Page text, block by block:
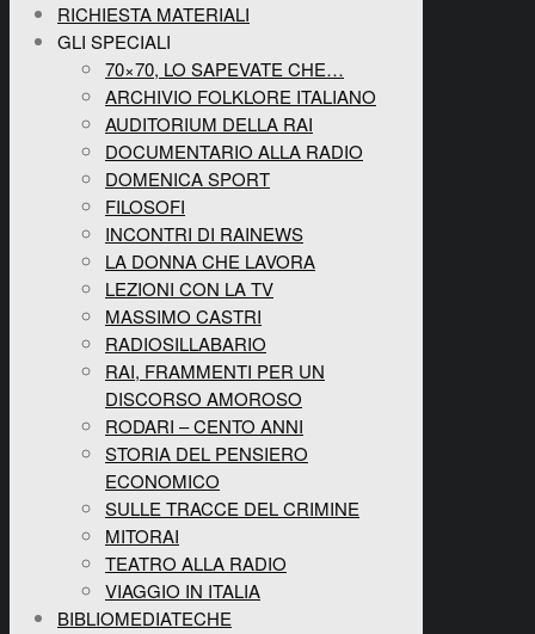
RICHIESTA MATERIALI
GLI SPECIALI
70×70, LO SAPEVATE CHE…
ARCHIVIO FOLKLORE ITALIANO
AUDITORIUM DELLA RAI
DOCUMENTARIO ALLA RADIO
DOMENICA SPORT
FILOSOFI
INCONTRI DI RAINEWS
LA DONNA CHE LAVORA
LEZIONI CON LA TV
MASSIMO CASTRI
RADIOSILLABARIO
RAI, FRAMMENTI PER UN
DISCORSO AMOROSO
RODARI – CENTO ANNI
STORIA DEL PENSIERO
ECONOMICO
SULLE TRACCE DEL CRIMINE
MITORAI
TEATRO ALLA RADIO
VIAGGIO IN ITALIA
BIBLIOMEDIATECHE